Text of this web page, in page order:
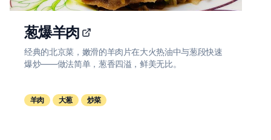
葱爆羊肉
经典的北京菜，嫩滑的羊肉片在大火热油中与葱段快速
爆炒——做法简单，葱香四溢，鲜美无比。
羊肉 大葱 炒菜